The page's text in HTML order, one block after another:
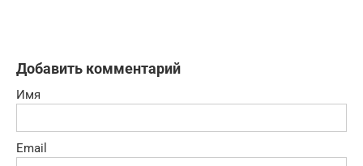
Добавить комментарий
Имя
Email